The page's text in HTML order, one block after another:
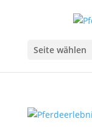
Seite wählen